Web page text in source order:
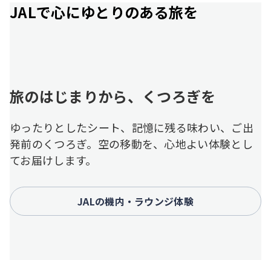
JALで心にゆとりのある旅を
旅のはじまりから、くつろぎを
ゆったりとしたシート、記憶に残る味わい、ご出
発前のくつろぎ。空の移動を、心地よい体験とし
てお届けします。
JALの機内・ラウンジ体験